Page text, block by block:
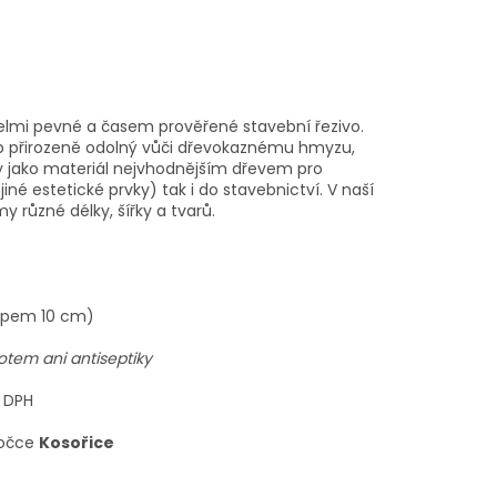
pevné a časem prověřené stavební řezivo.
přirozeně odolný vůči dřevokaznému hmyzu,
jako materiál nejvhodnějším dřevem pro
estetické prvky) tak i do stavebnictví. V naší
různé délky, šířky a tvarů.
10 cm)
ani antiseptiky
Kosořice